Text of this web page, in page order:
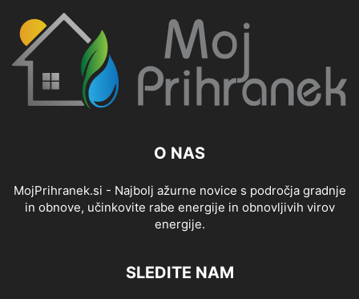
O NAS
MojPrihranek.si - Najbolj ažurne novice s področja gradnje
in obnove, učinkovite rabe energije in obnovljivih virov
energije.
SLEDITE NAM